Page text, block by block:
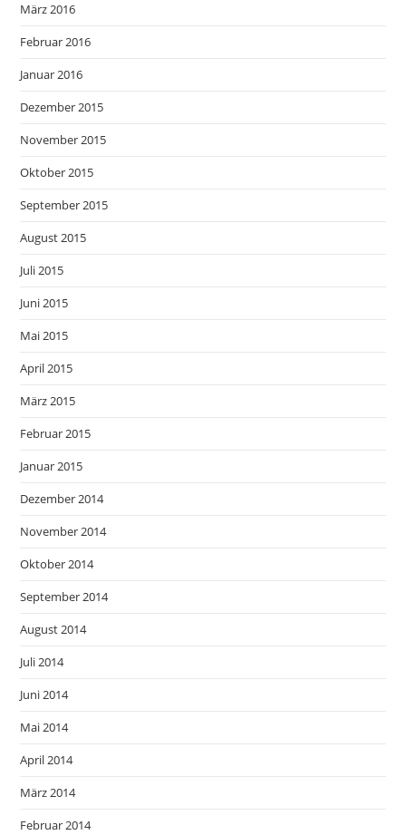
März 2016
Februar 2016
Januar 2016
Dezember 2015
November 2015
Oktober 2015
September 2015
August 2015
Juli 2015
Juni 2015
Mai 2015
April 2015
März 2015
Februar 2015
Januar 2015
Dezember 2014
November 2014
Oktober 2014
September 2014
August 2014
Juli 2014
Juni 2014
Mai 2014
April 2014
März 2014
Februar 2014